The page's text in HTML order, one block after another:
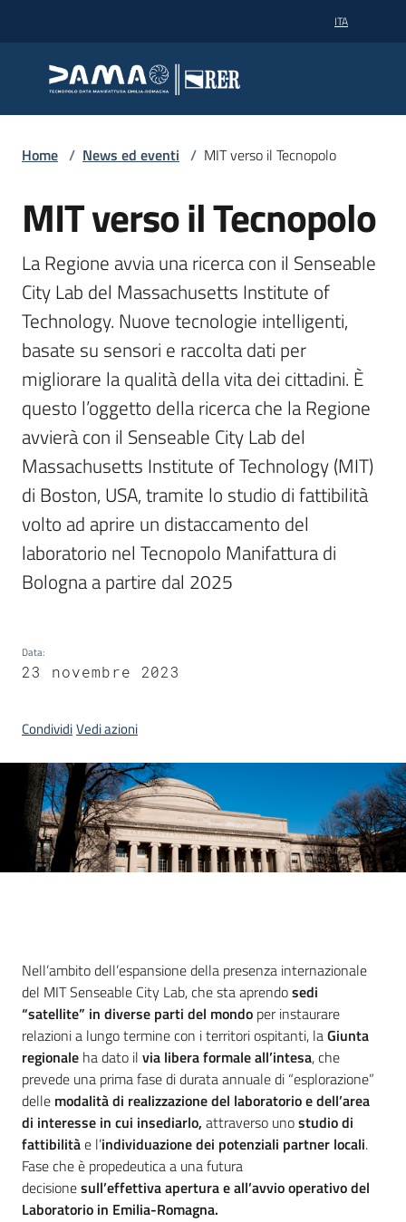
ITA
Dama
Dama
Tecnopolo data manifattura
Supercalcolo
Partner
News
ed
eventi
Menu selezionato
Area
stampa
Home / News ed eventi / MIT verso il Tecnopolo
Salta al contenuto
MIT verso il Tecnopolo
La Regione avvia una ricerca con il Senseable
City Lab del Massachusetts Institute of
Technology. Nuove tecnologie intelligenti,
basate su sensori e raccolta dati per
migliorare la qualità della vita dei cittadini. È
questo l’oggetto della ricerca che la Regione
avvierà con il Senseable City Lab del
Massachusetts Institute of Technology (MIT)
di Boston, USA, tramite lo studio di fattibilità
volto ad aprire un distaccamento del
laboratorio nel Tecnopolo Manifattura di
Bologna a partire dal 2025
Data:
23 novembre 2023
CondividiVedi azioni
Introduzione
Nell’ambito dell’espansione della presenza internazionale
del MIT Senseable City Lab, che sta aprendosedi
“satellite” in diverse parti del mondo per instaurare
relazioni a lungo termine con i territori ospitanti, laGiunta
regionale ha dato il via libera formale all’intesa, che
prevede una prima fase di durata annuale di “esplorazione”
delle modalità di realizzazione del laboratorio e dell’area
di interesse in cui insediarlo, attraverso unostudio di
fattibilitàe l’individuazione dei potenziali partner locali.
Fase che è propedeutica a una futura
decisionesull’effettiva apertura e all’avvio operativo del
Laboratorio in Emilia-Romagna.